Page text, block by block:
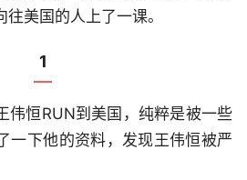
美国的人上了一课。
1
伟恒RUN到美国，纯粹是被一些
一下他的资料，发现王伟恒被严